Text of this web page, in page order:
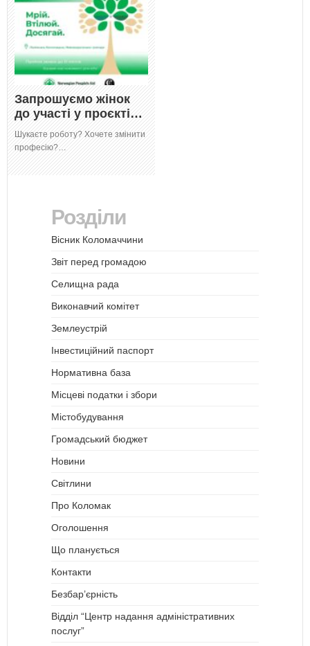
Запрошуємо жінок
до участі у проєкті…
Шукаєте роботу? Хочете змінити
професію?…
Розділи
Вісник Коломаччини
Звіт перед громадою
Селищна рада
Виконавчий комітет
Землеустрій
Інвестиційний паспорт
Нормативна база
Місцеві податки і збори
Містобудування
Громадський бюджет
Новини
Світлини
Про Коломак
Оголошення
Що планується
Контакти
Безбар’єрність
Відділ “Центр надання адміністративних
послуг”